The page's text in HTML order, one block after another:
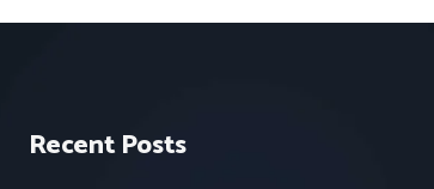
Recent Posts